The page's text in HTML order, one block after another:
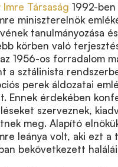
Imre Társaság 1992-ben
miniszterelnök
tanulmányozása
körben való
1956-os forradalom
a sztálinista
perek áldozatai
Ennek érdekében
szerveznek,
meg. Alapító
leánya volt, aki ezt a
bekövetkezett